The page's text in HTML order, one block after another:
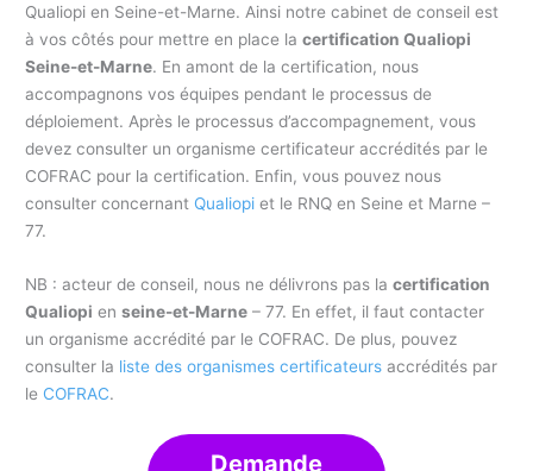
Qualiopi en Seine-et-Marne. Ainsi notre cabinet de conseil est
à vos côtés pour mettre en place lacertification Qualiopi
Seine-et-Marne. En amont de la certification, nous
accompagnons vos équipes pendant le processus de
déploiement. Après le processus d’accompagnement, vous
devez consulter un organisme certificateur accrédités par le
COFRAC pour la certification. Enfin, vous pouvez nous
consulter concernant Qualiopi et le RNQ en Seine et Marne –
77.
NB : acteur de conseil, nous ne délivrons pas lacertification
Qualiopi enseine-et-Marne – 77. En effet, il faut contacter
un organisme accrédité par le COFRAC. De plus, pouvez
consulter la liste des organismes certificateurs accrédités par
le COFRAC.
Demande